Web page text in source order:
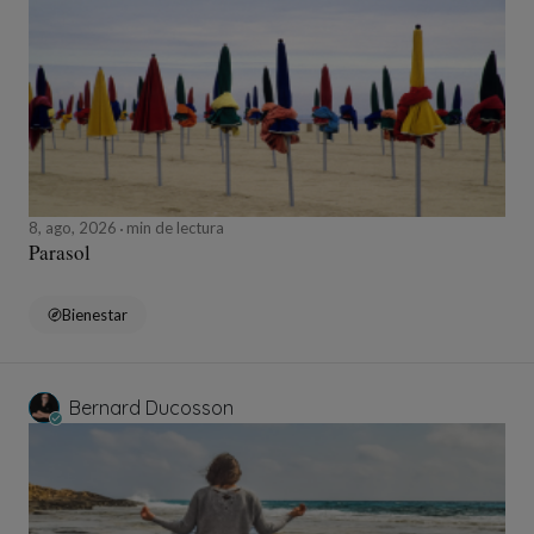
8, ago, 2026 min de lectura
Parasol
Bienestar
Bernard Ducosson